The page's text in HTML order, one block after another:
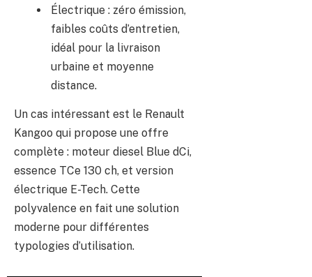
Électrique : zéro émission,
faibles coûts d’entretien,
idéal pour la livraison
urbaine et moyenne
distance.
Un cas intéressant est le Renault
Kangoo qui propose une offre
complète : moteur diesel Blue dCi,
essence TCe 130 ch, et version
électrique E-Tech. Cette
polyvalence en fait une solution
moderne pour différentes
typologies d’utilisation.